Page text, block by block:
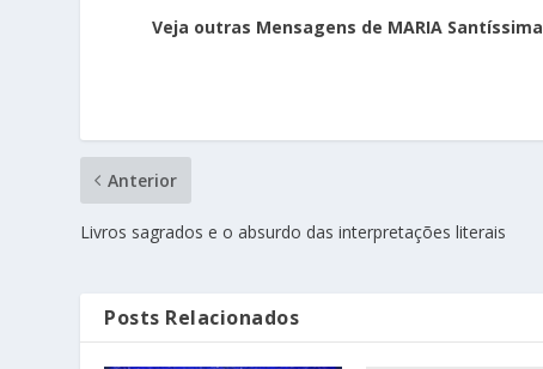
Veja outras Mensagens de MARIA Santíssima
Anterior
Livros sagrados e o absurdo das interpretações literais
Posts Relacionados